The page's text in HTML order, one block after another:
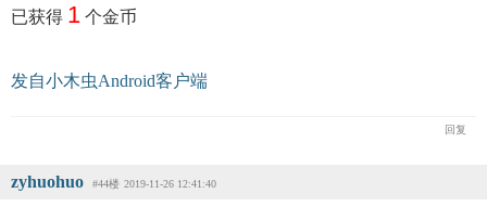
已获得 1 个金币
发自小木虫Android客户端
回复
zyhuohuo #44楼 2019-11-26 12:41:40